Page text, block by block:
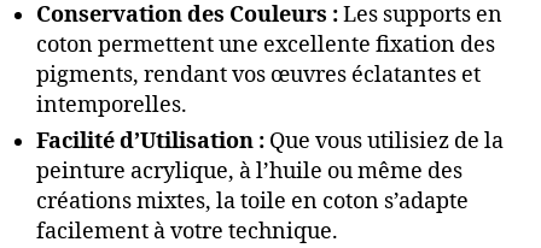
Conservation des Couleurs :Les supports en
coton permettent une excellente fixation des
pigments, rendant vos œuvres éclatantes et
intemporelles.
Facilité d’Utilisation : Que vous utilisiez de la
peinture acrylique, à l’huile ou même des
créations mixtes, la toile en coton s’adapte
facilement à votre technique.